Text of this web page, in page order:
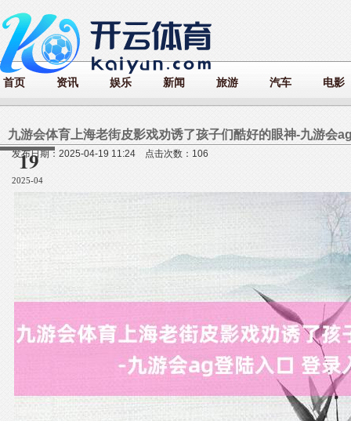
首页 资讯 娱乐 新闻 旅游 汽车 电影
19
2025-04
九游会体育上海老街皮影戏劝诱了孩子们酷好的眼神-九游会
发布日期：2025-04-19 11:24 点击次数：106